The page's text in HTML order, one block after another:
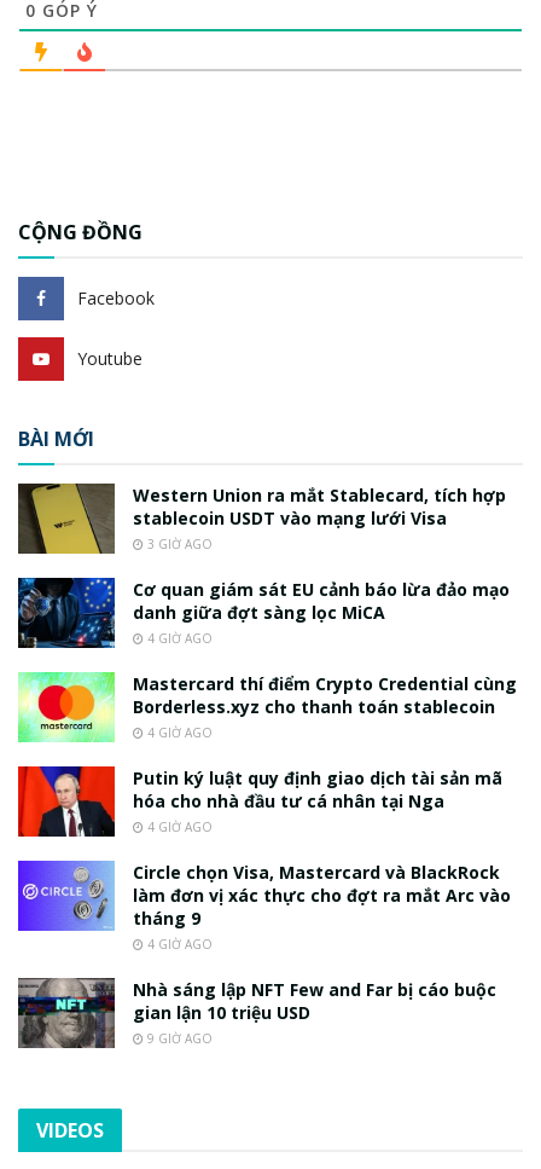
0 GÓP Ý
CỘNG ĐỒNG
Facebook
Youtube
BÀI MỚI
Western Union ra mắt Stablecard, tích hợp
stablecoin USDT vào mạng lưới Visa
3 GIỜ AGO
Cơ quan giám sát EU cảnh báo lừa đảo mạo
danh giữa đợt sàng lọc MiCA
4 GIỜ AGO
Mastercard thí điểm Crypto Credential cùng
Borderless.xyz cho thanh toán stablecoin
4 GIỜ AGO
Putin ký luật quy định giao dịch tài sản mã
hóa cho nhà đầu tư cá nhân tại Nga
4 GIỜ AGO
Circle chọn Visa, Mastercard và BlackRock
làm đơn vị xác thực cho đợt ra mắt Arc vào
tháng 9
4 GIỜ AGO
Nhà sáng lập NFT Few and Far bị cáo buộc
gian lận 10 triệu USD
9 GIỜ AGO
VIDEOS